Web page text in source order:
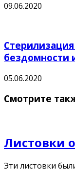
09.06.2020
бездомности
05.06.2020
Смотрите
Листовки
Эти листовки